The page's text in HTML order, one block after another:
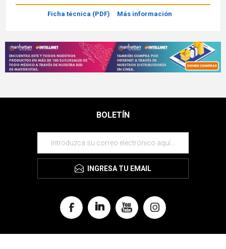
Ficha técnica (PDF) Más información
BOLETÍN
INGRESA TU EMAIL